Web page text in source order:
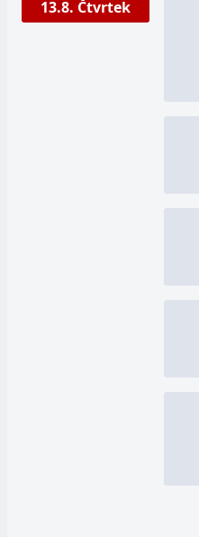
13.8. Čtvrtek